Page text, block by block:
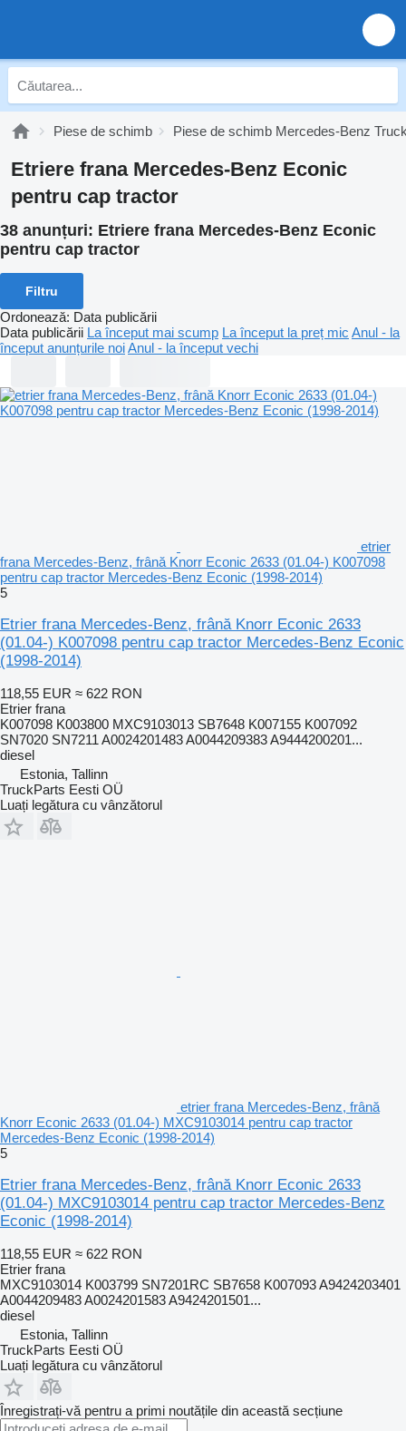
Piese de schimb Piese de schimb Mercedes-Benz
Etriere frana Mercedes-Benz Econic
pentru cap tractor
38 anunțuri: Etriere frana Mercedes-Benz Econic
pentru cap tractor
Filtru
Ordonează: Data publicării
Data publicării La început mai scump La început la preț mic Anul - la
început anunțurile noiAnul - la început vechi
etrier
frana Mercedes-Benz, frână Knorr Econic 2633 (01.04-) K007098
pentru cap tractor Mercedes-Benz Econic (1998-2014)
5
Etrier frana Mercedes-Benz, frână Knorr Econic 2633
(01.04-) K007098 pentru cap tractor Mercedes-Benz Econic
(1998-2014)
118,55 EUR ≈ 622 RON
Etrier frana
K007098 K003800 MXC9103013 SB7648 K007155 K007092
SN7020 SN7211 A0024201483 A0044209383 A9444200201...
diesel
Estonia, Tallinn
TruckParts Eesti OÜ
Luați legătura cu vânzătorul
etrier frana Mercedes-Benz, frână
Knorr Econic 2633 (01.04-) MXC9103014 pentru cap tractor
Mercedes-Benz Econic (1998-2014)
5
Etrier frana Mercedes-Benz, frână Knorr Econic 2633
(01.04-) MXC9103014 pentru cap tractor Mercedes-Benz
Econic (1998-2014)
118,55 EUR ≈ 622 RON
Etrier frana
MXC9103014 K003799 SN7201RC SB7658 K007093 A9424203401
A0044209483 A0024201583 A9424201501...
diesel
Estonia, Tallinn
TruckParts Eesti OÜ
Luați legătura cu vânzătorul
Înregistrați-vă pentru a primi noutățile din această secțiune